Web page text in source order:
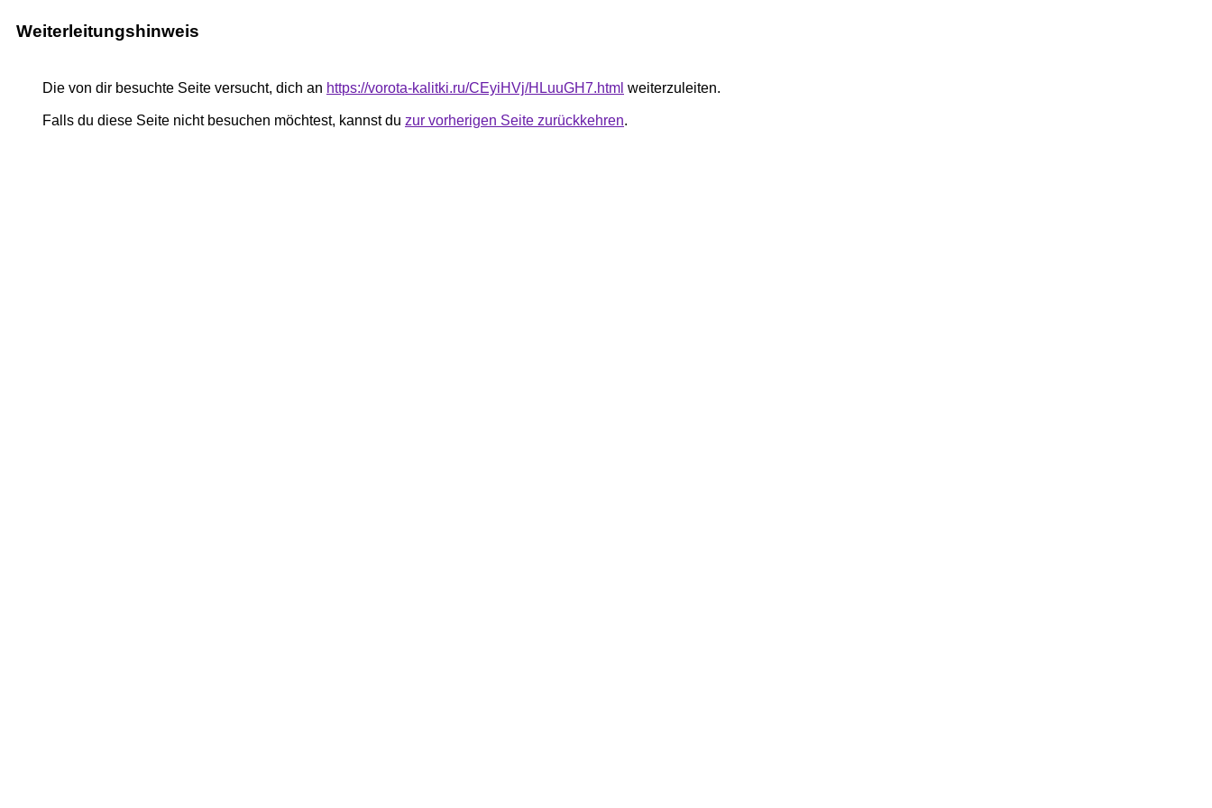
Weiterleitungshinweis
Die von dir besuchte Seite versucht, dich an https://vorota-kalitki.ru/CEyiHVj/HLuuGH7.html weiterzuleiten.
Falls du diese Seite nicht besuchen möchtest, kannst du zur vorherigen Seite zurückkehren.